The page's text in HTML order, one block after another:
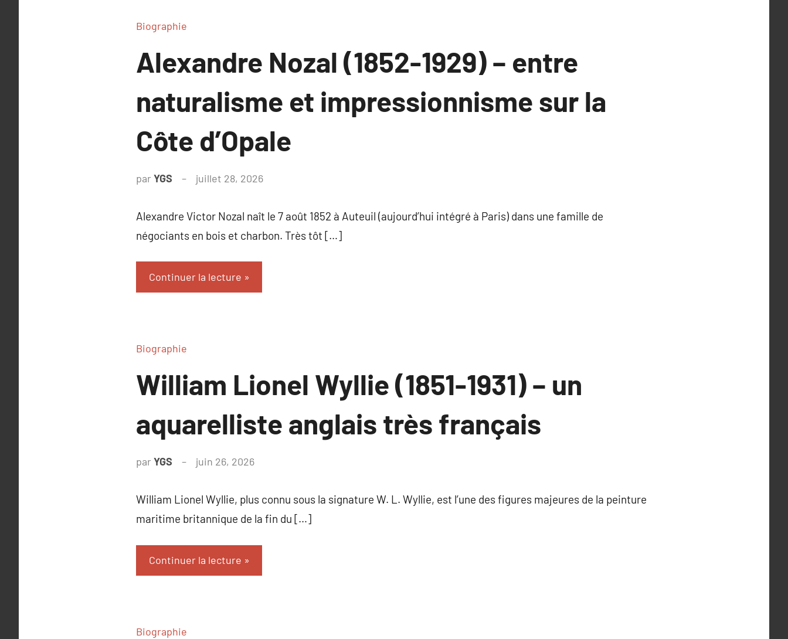
Biographie
Alexandre Nozal (1852-1929) – entre
naturalisme et impressionnisme sur la
Côte d’Opale
par YGS juillet 28, 2026
Alexandre Victor Nozal naît le 7 août 1852 à Auteuil (aujourd’hui intégré à Paris) dans une famille de
négociants en bois et charbon. Très tôt […]
Continuer la lecture
Biographie
William Lionel Wyllie (1851-1931) – un
aquarelliste anglais très français
par YGS juin 26, 2026
William Lionel Wyllie, plus connu sous la signature W. L. Wyllie, est l’une des figures majeures de la peinture
maritime britannique de la fin du […]
Continuer la lecture
Biographie